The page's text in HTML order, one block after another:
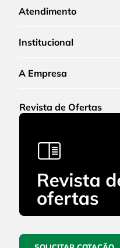
Atendimento
Institucional
A Empresa
Revista de Ofertas